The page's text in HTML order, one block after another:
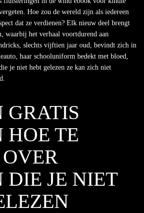
Hoe zou de wereld zijn als iedereen
dat ze verdienen? Elk nieuw deel brengt
waarbij het verhaal voortdurend aan
slechts vijftien jaar oud, bevindt zich in
haar schooluniform bedekt met bloed,
je niet hebt gelezen ze kan zich niet
GRATIS
HOE TE
DIE JE NIET